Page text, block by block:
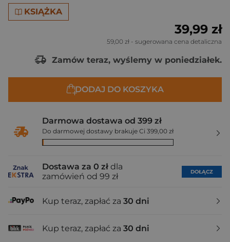
KSIĄŻKA
39,99 zł
59,00 zł - sugerowana cena detaliczna
Zamów teraz, wyślemy w poniedziałek.
DODAJ DO KOSZYKA
Darmowa dostawa od 399 zł
Do darmowej dostawy brakuje Ci 399,00 zł
Dostawa za 0 zł dla
zamówień od 99 zł
DOŁĄCZ
Kup teraz, zapłać za 30 dni
Kup teraz, zapłać za 30 dni